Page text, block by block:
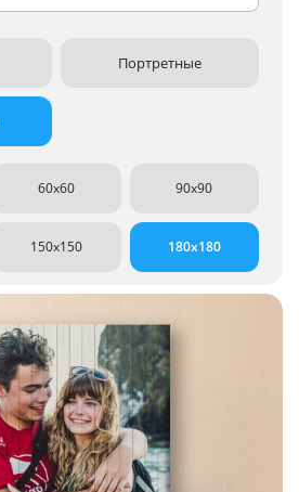
Портретные
60x60 90x90
150x150 180x180